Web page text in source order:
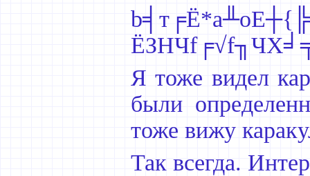
Я тоже видел
были
тоже вижу
Так всегда.